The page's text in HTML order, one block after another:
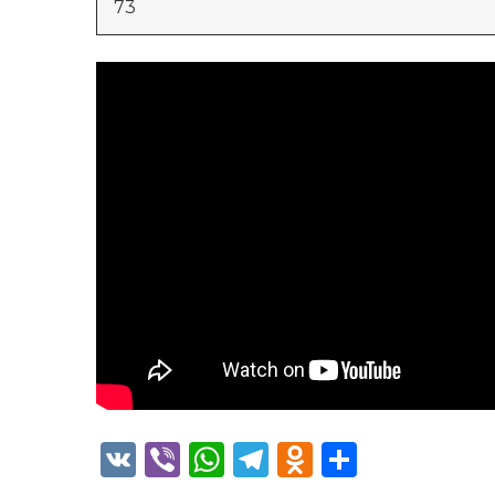
73
VK ViberWhatsApp
Telegram